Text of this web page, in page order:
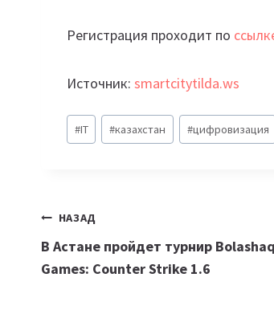
Регистрация проходит по
Источник: smartcitytilda.ws
Метки
записи:
#IT #казахстан #цифровизация
Навигация
по
НАЗАД
В Астане пройдет турнир
Games: Counter Strike 1.6